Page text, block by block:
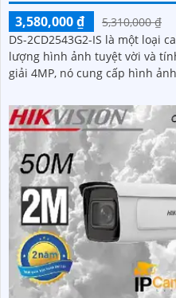
3,580,000 ₫
5,310,000 ₫
DS-2CD2543G2-IS là một loại
lượng hình ảnh tuyệt vời và tính năng
giải 4MP, nó cung cấp hình